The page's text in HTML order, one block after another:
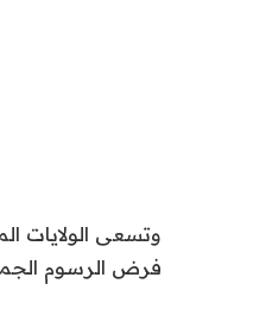
وتسعى الولايات
فرض الرسوم